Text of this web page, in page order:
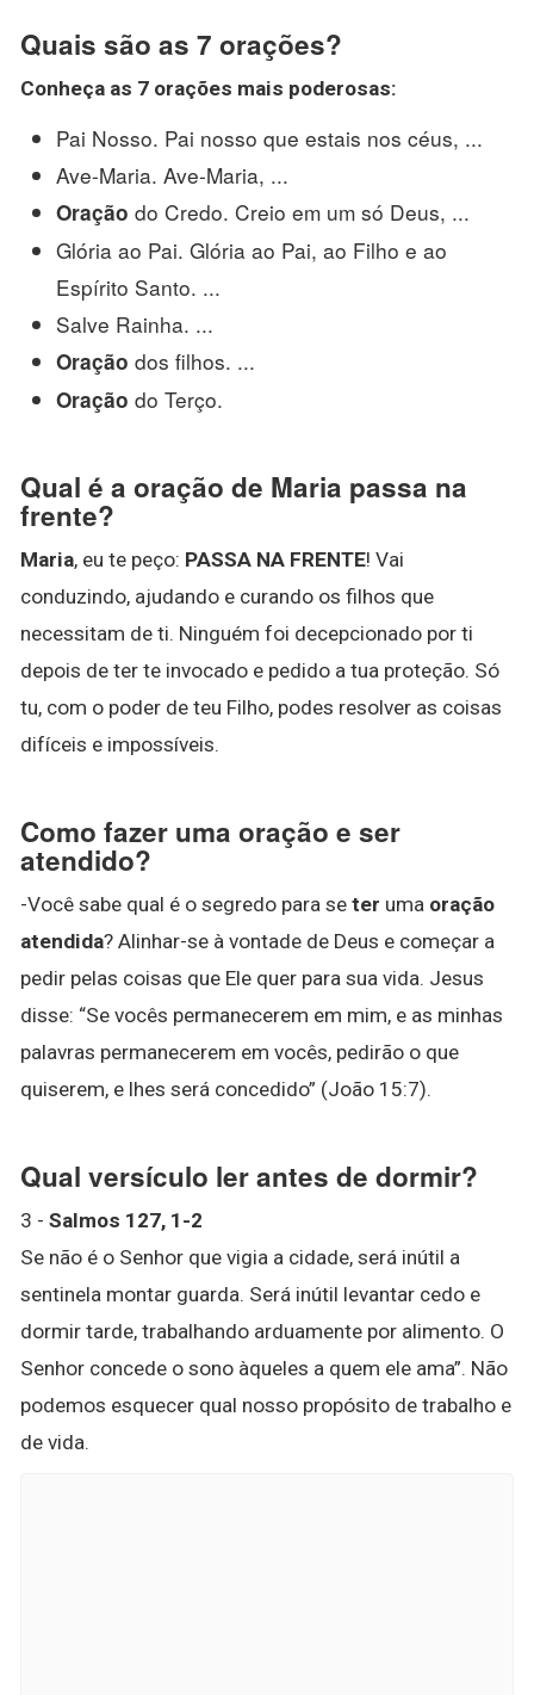
Quais são as 7 orações?
Conheça as 7 orações mais poderosas:
Pai Nosso. Pai nosso que estais nos céus, ...
Ave-Maria. Ave-Maria, ...
Oração do Credo. Creio em um só Deus, ...
Glória ao Pai. Glória ao Pai, ao Filho e ao
Espírito Santo. ...
Salve Rainha. ...
Oração dos filhos. ...
Oração do Terço.
Qual é a oração de Maria passa na
frente?
Maria, eu te peço: PASSA NA FRENTE! Vai
conduzindo, ajudando e curando os filhos que
necessitam de ti. Ninguém foi decepcionado por ti
depois de ter te invocado e pedido a tua proteção. Só
tu, com o poder de teu Filho, podes resolver as coisas
difíceis e impossíveis.
Como fazer uma oração e ser
atendido?
-Você sabe qual é o segredo para se ter uma oração
atendida? Alinhar-se à vontade de Deus e começar a
pedir pelas coisas que Ele quer para sua vida. Jesus
disse: “Se vocês permanecerem em mim, e as minhas
palavras permanecerem em vocês, pedirão o que
quiserem, e lhes será concedido” (João 15:7).
Qual versículo ler antes de dormir?
3 - Salmos 127, 1-2
Se não é o Senhor que vigia a cidade, será inútil a
sentinela montar guarda. Será inútil levantar cedo e
dormir tarde, trabalhando arduamente por alimento. O
Senhor concede o sono àqueles a quem ele ama”. Não
podemos esquecer qual nosso propósito de trabalho e
de vida.